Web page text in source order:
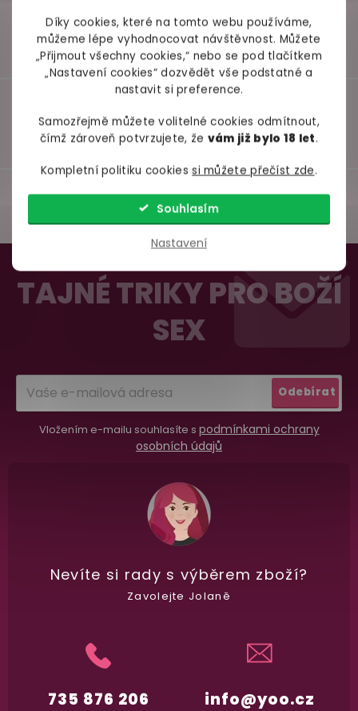
Díky cookies, které na tomto webu používáme,
můžeme lépe vyhodnocovat návštěvnost. Můžete
„Přijmout všechny cookies,“ nebo se pod tlačítkem
„Nastavení cookies“ dozvědět vše podstatné a
nastavit si preference.
Samozřejmě můžete volitelné cookies odmítnout,
čímž zároveň potvrzujete, že vám již bylo 18 let.
Kompletní politiku cookiessi můžete přečíst zde.
Nastavení
Souhlasím
98% spokojenost
dlerecenzí ověřených zakazníkůna Heuréce
100% diskrétní balení
vypadá balíček.
Dodání do 2. dne
Na rychlosti záleží! Vše důležité máme
Garance vrácení peněz
TAJNÉ TRIKY PRO BOŽÍ
SEX
Vložením e-mailu souhlasíte s podmínkami ochrany
osobních údajů
Odebírat
info@yoo.cz
735 876 206
Nevíte si rady s výběrem zboží?
Zavolejte Jolaně